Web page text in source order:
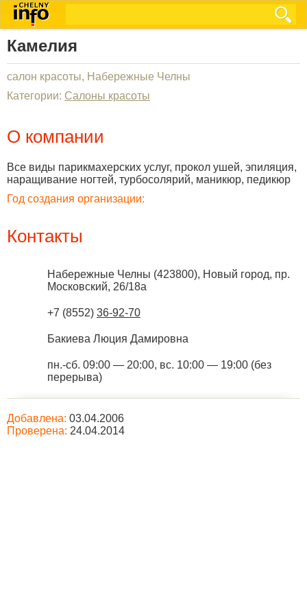
Камелия
салон красоты, Набережные Челны
Категории: Салоны красоты
О компании
Все виды парикмахерских услуг, прокол ушей, эпиляция,
наращивание ногтей, турбосолярий, маникюр, педикюр
Год создания организации:
Контакты
Набережные Челны (423800), Новый город, пр.
Московский, 26/18а
+7 (8552) 36-92-70
Бакиева Люция Дамировна
пн.-сб. 09:00 — 20:00, вс. 10:00 — 19:00 (без
перерыва)
Добавлена: 03.04.2006
Проверена: 24.04.2014